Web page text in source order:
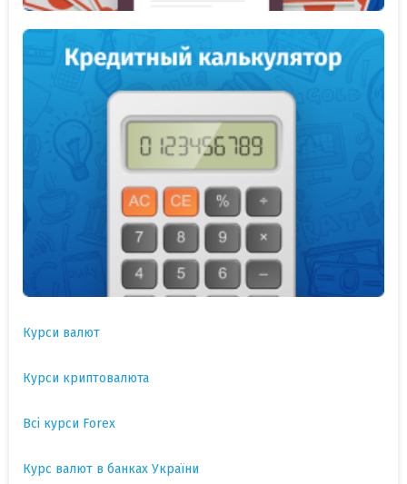
Курси валют
Курси криптовалюта
Всі курси Forex
Курс валют в банках України